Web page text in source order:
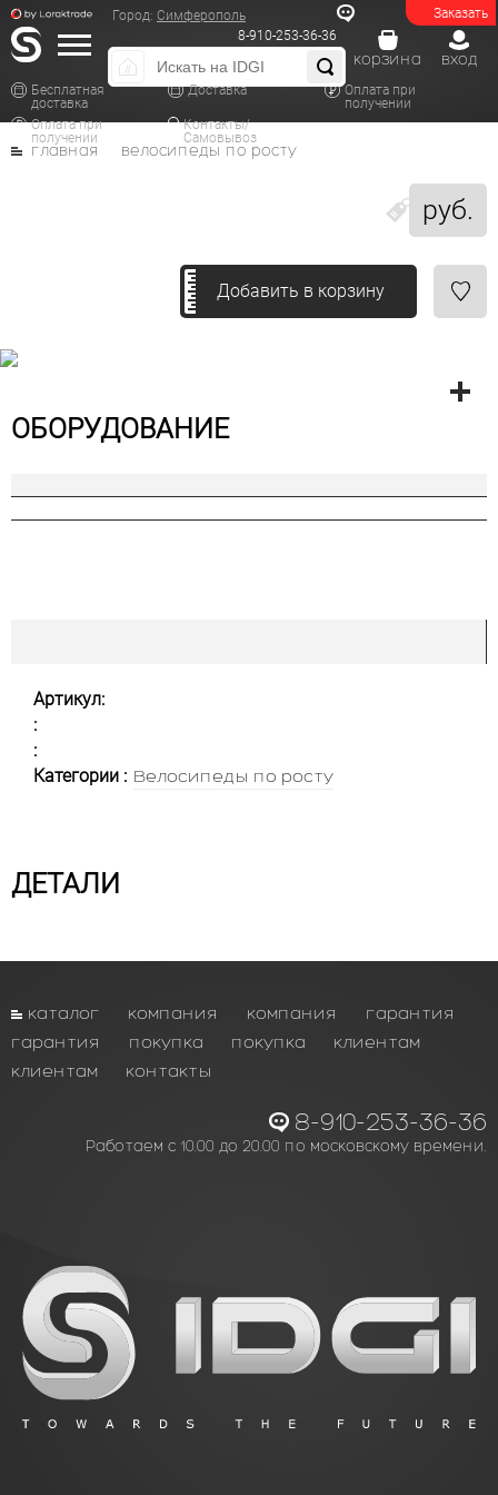
Заказать
Город: Симферополь
8-910-253-36-36
Бесплатная
доставка
Доставка
Оплата при
получении
Оплата при
получении
Контакты/
Самовывоз
вход
корзина
руб.
главная велосипеды по росту
Добавить в корзину
ОБОРУДОВАНИЕ
Артикул:
:
:
Категории : Велосипеды по росту
ДЕТАЛИ
каталог компания компания
гарантия
гарантия
покупка покупка
клиентам
клиентам
контакты
8-910-253-36-36
Работаем с 10.00 до 20.00 по московскому времени.